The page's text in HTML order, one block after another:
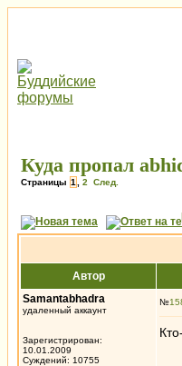
Куда пропал
Страницы 1 2 След.
Автор
Samantabhadra
удаленный аккаунт
Зарегистрирован:
10.01.2009
Суждений: 10755
№